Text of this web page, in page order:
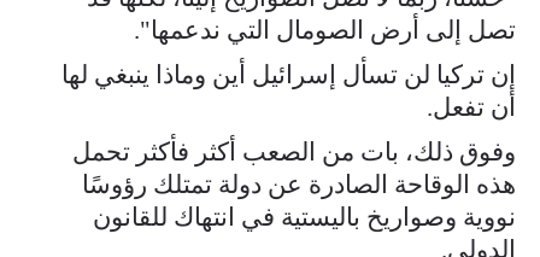
تصل إلى أرض الصومال التي ندعمها".
إن تركيا لن تسأل إسرائيل أين وماذا ينبغي لها
أن تفعل.
وفوق ذلك، بات من الصعب أكثر فأكثر تحمل
هذه الوقاحة الصادرة عن دولة تمتلك رؤوسًا
نووية وصواريخ باليستية في انتهاك للقانون
الدولي.